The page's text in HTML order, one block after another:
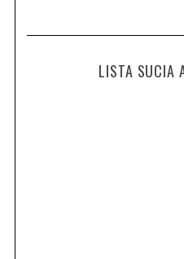
LISTA SUCIA